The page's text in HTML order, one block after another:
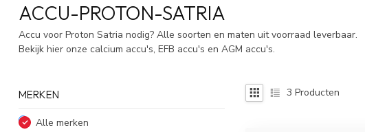
ACCU-PROTON-SATRIA
Accu voor Proton Satria nodig? Alle soorten en maten uit voorraad leverbaar.
Bekijk hier onze calcium accu's, EFB accu's en AGM accu's.
MERKEN
Alle merken
3 Producten